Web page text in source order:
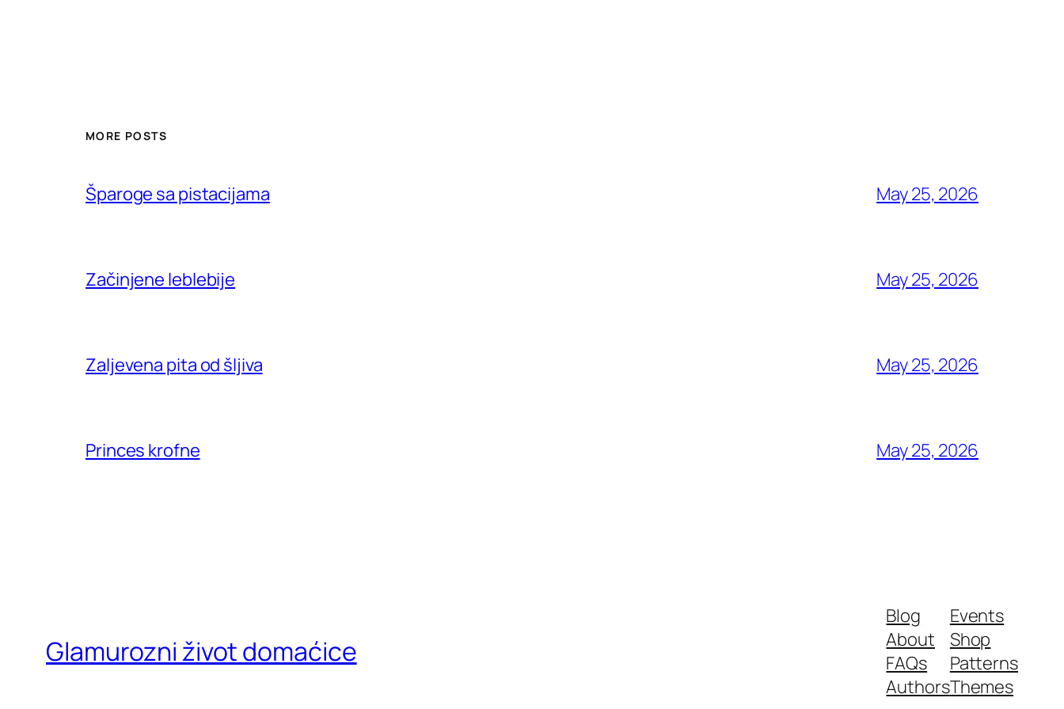
MORE POSTS
Šparoge sa pistacijama May 25, 2026
Začinjene leblebije May 25, 2026
Zaljevena pita od šljiva May 25, 2026
Princes krofne May 25, 2026
Glamurozni život domaćice
Blog
About
FAQs
Authors
Events
Shop
Patterns
Themes